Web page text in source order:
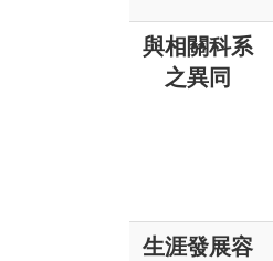
與相關科系
之異同
生涯發展容